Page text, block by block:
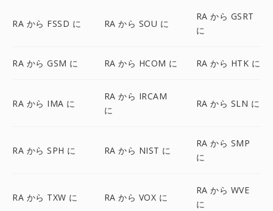
RA から FSSD に RA から SOU に
RA から GSRT
に
RA から GSM に RA から HCOM に RA から HTK に
RA から IMA に
RA から IRCAM
に
RA から SLN に
RA から SPH に RA から NIST に
RA から SMP
に
RA から TXW に RA から VOX に
RA から WVE
に